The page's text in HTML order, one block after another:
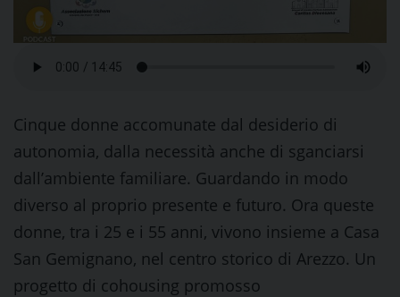
Cinque donne accomunate dal desiderio di
autonomia, dalla necessità anche di sganciarsi
dall’ambiente familiare. Guardando in modo
diverso al proprio presente e futuro. Ora queste
donne, tra i 25 e i 55 anni, vivono insieme a Casa
San Gemignano, nel centro storico di Arezzo. Un
progetto di cohousing promosso